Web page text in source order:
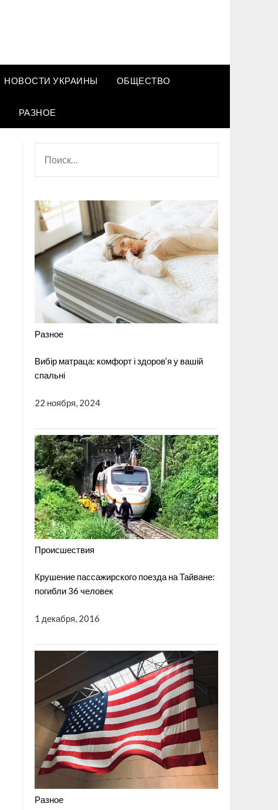
НОВОСТИ УКРАИНЫ ОБЩЕСТВО
РАЗНОЕ
Разное
Вибір матраца: комфорт і здоров’я у вашій
спальні
22 ноября, 2024
Происшествия
Крушение пассажирского поезда на Тайване:
погибли 36 человек
1 декабря, 2016
Разное